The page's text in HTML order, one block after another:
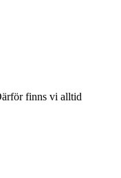
finns vi alltid